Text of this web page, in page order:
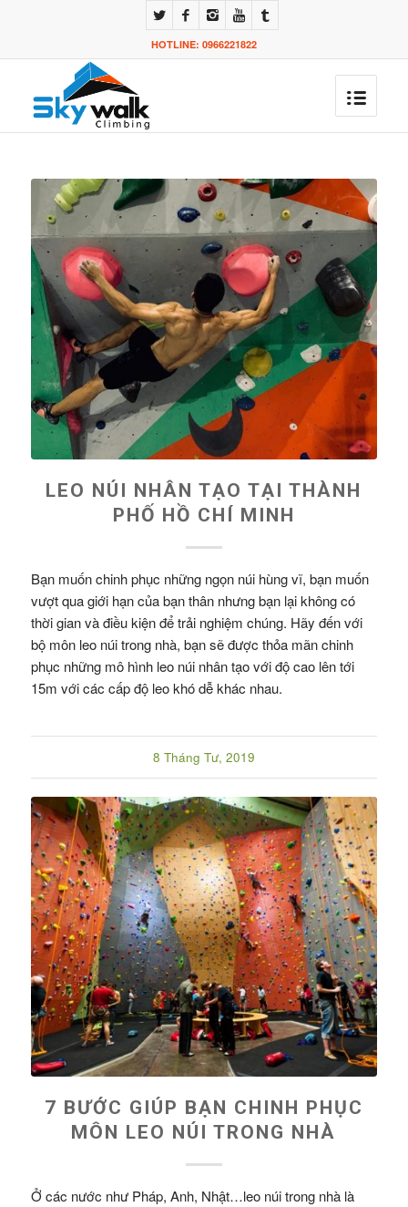
HOTLINE: 0966221822
LEO NÚI NHÂN TẠO TẠI THÀNH
PHỐ HỒ CHÍ MINH
Bạn muốn chinh phục những ngọn núi hùng vĩ, bạn muốn
vượt qua giới hạn của bạn thân nhưng bạn lại không có
thời gian và điều kiện để trải nghiệm chúng. Hãy đến với
bộ môn leo núi trong nhà, bạn sẽ được thỏa mãn chinh
phục những mô hình leo núi nhân tạo với độ cao lên tới
15m với các cấp độ leo khó dễ khác nhau.
8 Tháng Tư, 2019
7 BƯỚC GIÚP BẠN CHINH PHỤC
MÔN LEO NÚI TRONG NHÀ
Ở các nước như Pháp, Anh, Nhật…leo núi trong nhà là